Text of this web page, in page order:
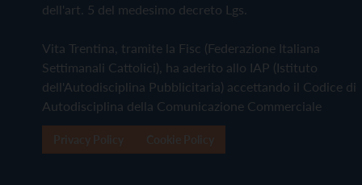
dell'art. 5 del medesimo decreto Lgs.
Vita Trentina, tramite la Fisc (Federazione Italiana
Settimanali Cattolici), ha aderito allo IAP (Istituto
dell'Autodisciplina Pubblicitaria) accettando il Codice di
Autodisciplina della Comunicazione Commerciale